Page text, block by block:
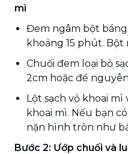
mì
Đem ngâm bột
khoảng 15 phút. Bột
Chuối đem loại bỏ
2cm hoặc để
Lột sạch vỏ khoai mì
khoai mì. Nếu bạn
nặn hình tròn như
Bước 2: Ướp chuối và